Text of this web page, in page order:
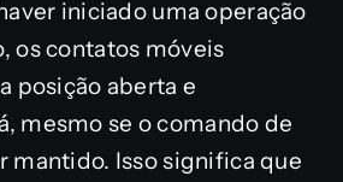
iniciado uma operação
os contatos móveis
posição aberta e
mesmo se o comando de
mantido. Isso significa que